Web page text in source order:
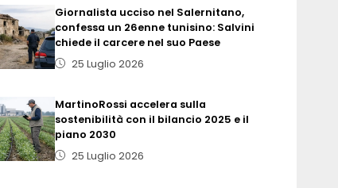
Giornalista ucciso nel Salernitano,
confessa un 26enne tunisino: Salvini
chiede il carcere nel suo Paese
25 Luglio 2026
MartinoRossi accelera sulla
sostenibilità con il bilancio 2025 e il
piano 2030
25 Luglio 2026